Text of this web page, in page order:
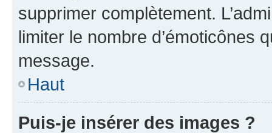
supprimer complètement.
limiter le nombre d’émoticônes
message.
Haut
Puis-je insérer des images ?